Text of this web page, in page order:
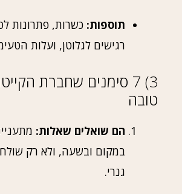
תוספות: כשרות, פתרונות
רגישים לגלוטן, ועלות
3) 7 סימנים שחברת
טובה
הם שואלים שאלות:
במקום ובשעה, ולא רק
גנרי.